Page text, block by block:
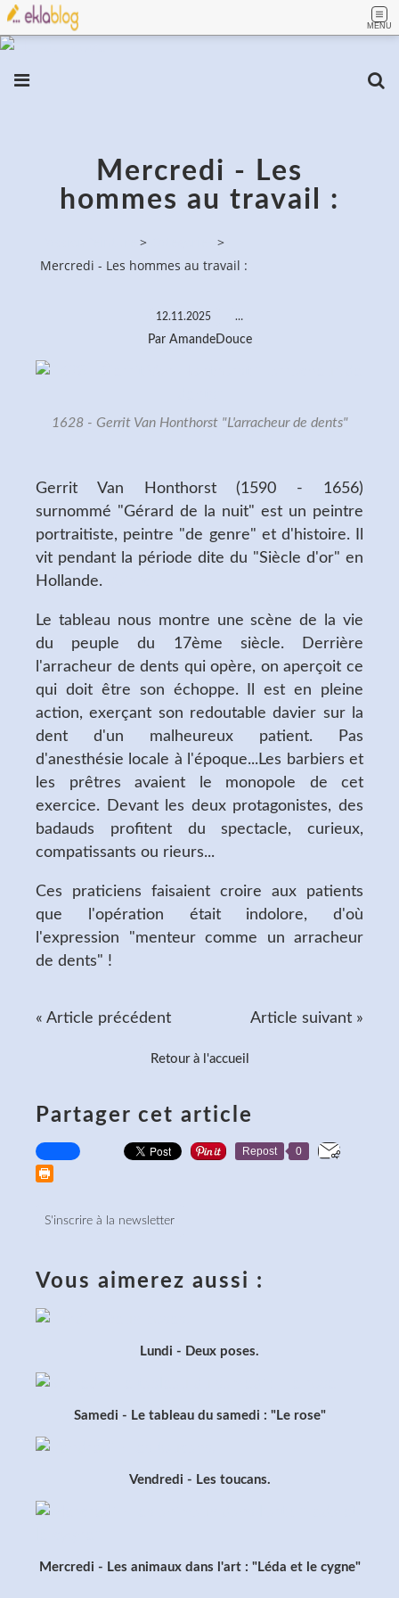
MENU
Mercredi - Les
hommes au travail :
>
>
Mercredi - Les hommes au travail :
12.11.2025 …
Par AmandeDouce
1628 - Gerrit Van Honthorst "L'arracheur de dents"
Gerrit Van Honthorst (1590 - 1656)
surnommé "Gérard de la nuit" est un peintre
portraitiste, peintre "de genre" et d'histoire. Il
vit pendant la période dite du "Siècle d'or" en
Hollande.
Le tableau nous montre une scène de la vie
du peuple du 17ème siècle. Derrière
l'arracheur de dents qui opère, on aperçoit ce
qui doit être son échoppe. Il est en pleine
action, exerçant son redoutable davier sur la
dent d'un malheureux patient. Pas
d'anesthésie locale à l'époque...Les barbiers et
les prêtres avaient le monopole de cet
exercice. Devant les deux protagonistes, des
badauds profitent du spectacle, curieux,
compatissants ou rieurs...
Ces praticiens faisaient croire aux patients
que l'opération était indolore, d'où
l'expression "menteur comme un arracheur
de dents" !
« Article précédent Article suivant »
Retour à l'accueil
Partager cet article
Repost 0
S'inscrire à la newsletter
Vous aimerez aussi :
Lundi - Deux poses.
Samedi - Le tableau du samedi : "Le rose"
Vendredi - Les toucans.
Mercredi - Les animaux dans l'art : "Léda et le cygne"